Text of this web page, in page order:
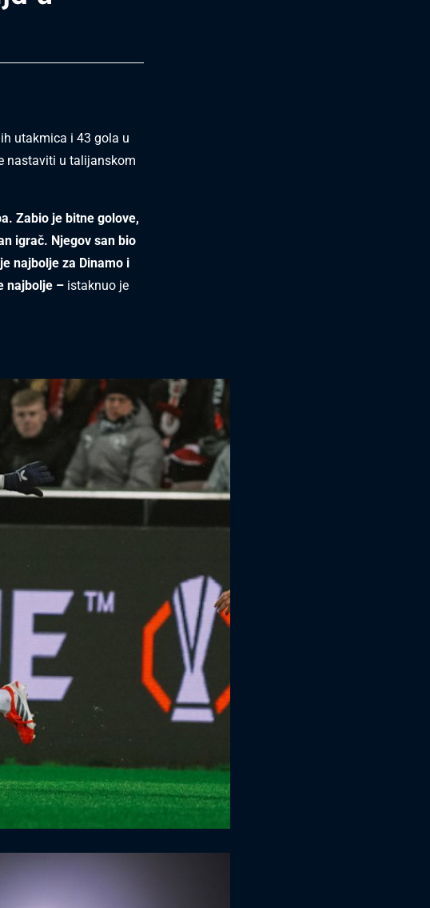
utakmica i 43 gola u
nastaviti u talijanskom
Zabio je bitne golove,
igrač. Njegov san bio
najbolje za Dinamo i
najbolje – istaknuo je